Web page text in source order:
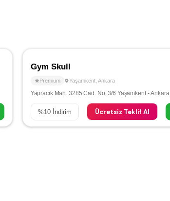
Gym Skull
Premium Yaşamkent, Ankara
Yapracık Mah. 3285 Cad. No: 3/6 Yaşamkent - Ankara
%10İndirim Ücretsiz Teklif Al